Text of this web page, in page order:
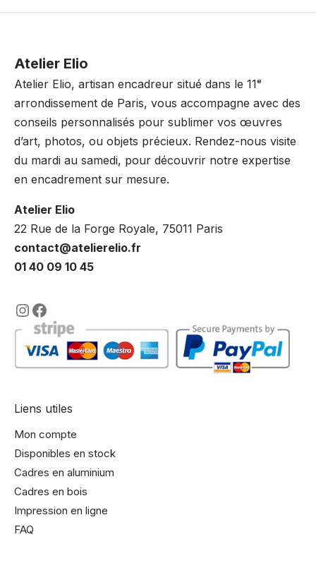
Atelier Elio
Atelier Elio, artisan encadreur situé dans le 11ᵉ
arrondissement de Paris, vous accompagne avec des
conseils personnalisés pour sublimer vos œuvres
d’art, photos, ou objets précieux. Rendez-nous visite
du mardi au samedi, pour découvrir notre expertise
en encadrement sur mesure.
Atelier Elio
22 Rue de la Forge Royale, 75011 Paris
contact@atelierelio.fr
01 40 09 10 45
https://www.instagram.com/
https://www.facebook.com/
Liens utiles
Mon compte
Disponibles en stock
Cadres en aluminium
Cadres en bois
Impression en ligne
FAQ